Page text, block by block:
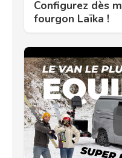
Configurez dès
fourgon Laïka !